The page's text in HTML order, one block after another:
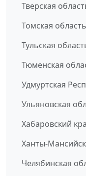
Тверская
Томская область
Тульская
Тюменская
Удмуртская
Ульяновская
Хабаровский
Ханты-
Челябинская